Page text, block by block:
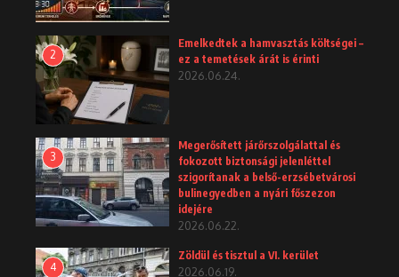
2
Emelkedtek a hamvasztás költségei –
ez a temetések árát is érinti
2026.06.24.
3
Megerősített járőrszolgálattal és
fokozott biztonsági jelenléttel
szigorítanak a belső-erzsébetvárosi
bulinegyedben a nyári főszezon
idejére
2026.06.22.
4
Zöldül és tisztul a VI. kerület
2026.06.19.